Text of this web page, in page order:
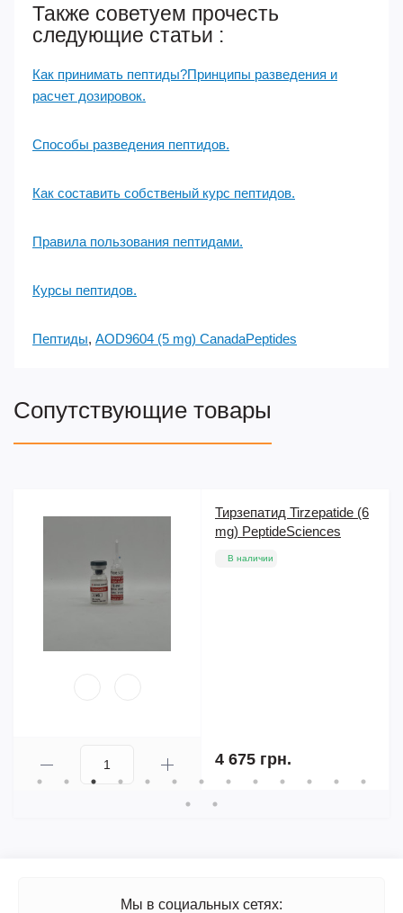
Также советуем прочесть
следующие статьи :
Как принимать пептиды?Принципы разведения и
расчет дозировок.
Способы разведения пептидов.
Как составить собственый курс пептидов.
Правила пользования пептидами.
Курсы пептидов.
Пептиды, AOD9604 (5 mg) CanadaPeptides
Сопутствующие товары
Тирзепатид Tirzepatide (6
mg) PeptideSciences
В наличии
4 675 грн.
Мы в социальных сетях: